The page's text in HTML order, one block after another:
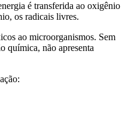
é transferida ao oxigênio
os radicais livres.
ao microorganismos. Sem
química, não apresenta